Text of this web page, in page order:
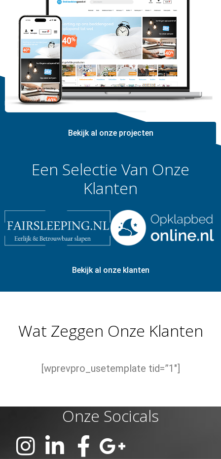
Bekijk al onze projecten
Een Selectie Van Onze
Klanten
Bekijk al onze klanten
Wat Zeggen Onze Klanten
[wprevpro_usetemplate tid=”1″]
Onze Socicals